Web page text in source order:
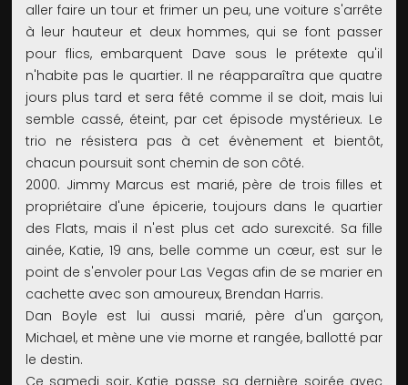
aller faire un tour et frimer un peu, une voiture s'arrête
à leur hauteur et deux hommes, qui se font passer
pour flics, embarquent Dave sous le prétexte qu'il
n'habite pas le quartier. Il ne réapparaîtra que quatre
jours plus tard et sera fêté comme il se doit, mais lui
semble cassé, éteint, par cet épisode mystérieux. Le
trio ne résistera pas à cet évènement et bientôt,
chacun poursuit sont chemin de son côté.
2000. Jimmy Marcus est marié, père de trois filles et
propriétaire d'une épicerie, toujours dans le quartier
des Flats, mais il n'est plus cet ado surexcité. Sa fille
ainée, Katie, 19 ans, belle comme un cœur, est sur le
point de s'envoler pour Las Vegas afin de se marier en
cachette avec son amoureux, Brendan Harris.
Dan Boyle est lui aussi marié, père d'un garçon,
Michael, et mène une vie morne et rangée, ballotté par
le destin.